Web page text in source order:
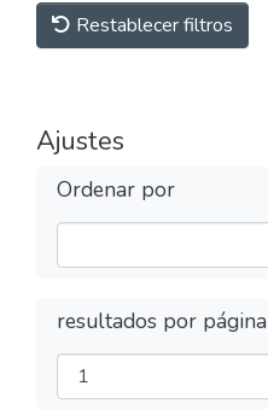
Restablecer filtros
Ajustes
Ordenar por
resultados por página